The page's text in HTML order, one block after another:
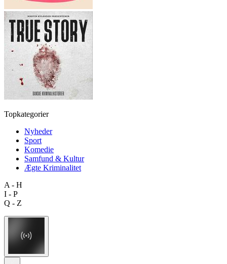
Topkategorier
Nyheder
Sport
Komedie
Samfund & Kultur
Ægte Kriminalitet
A - H
I - P
Q - Z